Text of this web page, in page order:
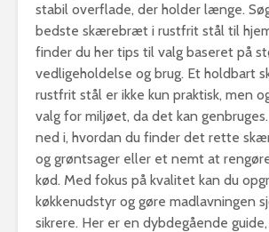
stabil overflade, der holder længe.
bedste skærebræt i rustfrit stål til
finder du her tips til valg baseret på
vedligeholdelse og brug. Et holdbart
rustfrit stål er ikke kun praktisk, men
valg for miljøet, da det kan
ned i, hvordan du finder det rette
og grøntsager eller et nemt at
kød. Med fokus på kvalitet kan du
køkkenudstyr og gøre madlavningen
sikrere. Her er en dybdegående